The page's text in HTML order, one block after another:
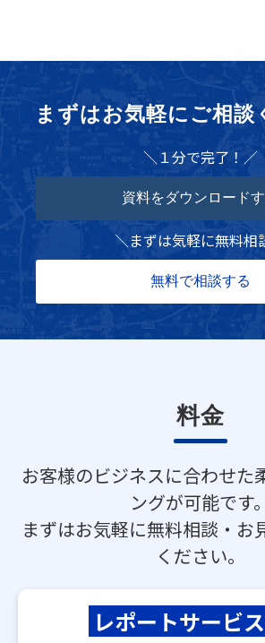
まずはお気軽にご相談
＼１分で完了！／
資料をダウンロード
＼まずは気軽に無料相
無料で相談する
料金
お客様のビジネスに合わせた
ングが可能です。
まずはお気軽に無料相談・お
ください。
レポートサービ